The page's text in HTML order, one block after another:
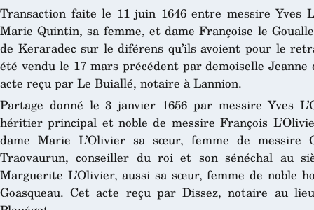
Transaction faite le 11 juin 1646 entre messire Yves
Marie Quintin, sa femme, et dame Françoise le
de Keraradec sur le diférens qu’ils avoient pour le
été vendu le 17 mars précédent par demoiselle Jeanne
acte reçu par Le Buiallé, notaire à Lannion.
Partage donné le 3 janvier 1656 par messire Yves
héritier principal et noble de messire François
dame Marie L’Olivier sa sœur, femme de messire
Traovaurun, conseiller du roi et son sénéchal au
Marguerite L’Olivier, aussi sa sœur, femme de noble
Goasqueau. Cet acte reçu par Dissez, notaire au